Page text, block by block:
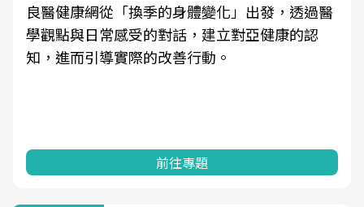
良醫健康網從「換季的身體變化」出發，透過醫
學觀點與日常感受的對話，建立對亞健康的認
知，進而引導實際的改善行動。
前往專題